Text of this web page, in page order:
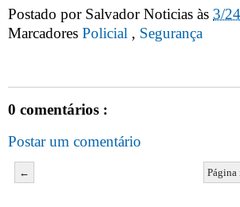
Postado por Salvador Noticias às 3/
Marcadores Policial , Segurança
0 comentários :
Postar um comentário
←